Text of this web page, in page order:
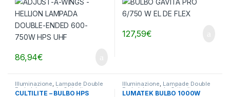
86,94€
127,59€
Illuminazione, Lampade Double
Ended,Lampade Orticultura
CULTILITE – BULBO HPS
Illuminazione, Lampade Double
Ended,Lampade Orticultura
LUMATEK BULBO 1000W